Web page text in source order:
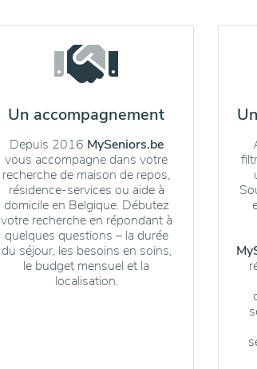
Un accompagnement
Depuis 2016 MySeniors.be
vous accompagne dans votre
recherche de maison de repos,
résidence-services ou aide à
domicile en Belgique. Débutez
votre recherche en répondant à
quelques questions – la durée
du séjour, les besoins en soins,
le budget mensuel et la
localisation.